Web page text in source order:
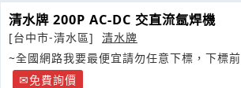
清水牌 200P AC-DC 交直流氬焊機
[台中市-清水區]
清水牌
~全國網路我要最便宜請勿任意下標，下標
200P免費詢價